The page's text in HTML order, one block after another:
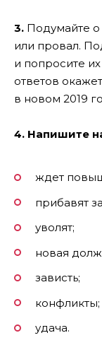
3. Подумайте о
или провал.
и попросите их
ответов
в новом 2019
4. Напишите
ждет
прибавят
уволят;
новая
зависть;
конфликты;
удача.